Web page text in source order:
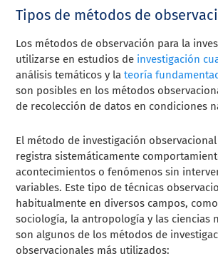
Tipos de métodos de
Los métodos de observación para la
utilizarse en estudios de investigación
análisis temáticos y lateoría
son posibles en los métodos
de recolección de datos en condiciones
El método de investigación
registra sistemáticamente
acontecimientos o fenómenos sin
variables. Este tipo de técnicas
habitualmente en diversos campos,
sociología, la antropología y las ciencias
son algunos de los métodos de
observacionales más utilizados: